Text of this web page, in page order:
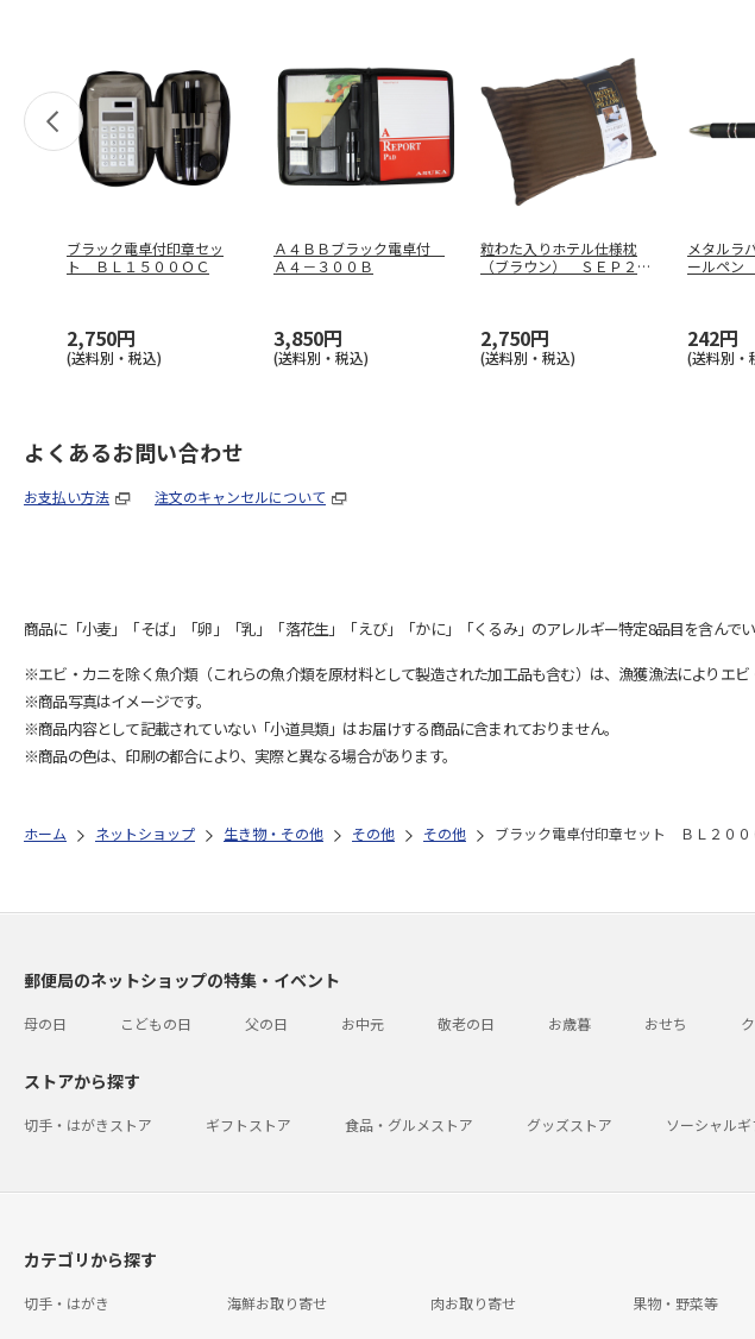
ブラック電卓付印章セッ
ト ＢＬ１５００ＯＣ
2,750円
(送料別・税込)
Ａ４ＢＢブラック電卓付
Ａ４－３００Ｂ
3,850円
(送料別・税込)
粒わた入りホテル仕様枕
（ブラウン） ＳＥＰ２５
2,750円
(送料別・税込)
メタルラ
ールペン
242円
(送料別・
よくあるお問い合わせ
お支払い方法 注文のキャンセルについて
商品に「小麦」「そば」「卵」「乳」「落花生」「えび」「かに」「くるみ」のアレルギー特定8品目を含んで
※エビ・カニを除く魚介類（これらの魚介類を原材料として製造された加工品も含む）は、漁獲漁法によりエ
※商品写真はイメージです。
※商品内容として記載されていない「小道具類」はお届けする商品に含まれておりません。
※商品の色は、印刷の都合により、実際と異なる場合があります。
ホーム ネットショップ 生き物・その他 その他 その他 ブラック電卓付印章セット ＢＬ２００
郵便局のネットショップの特集・イベント
母の日 こどもの日 父の日 お中元 敬老の日 お歳暮 おせち
ストアから探す
切手・はがきストア ギフトストア 食品・グルメストア グッズストア ソーシャル
カテゴリから探す
切手・はがき 海鮮お取り寄せ 肉お取り寄せ 果物・野菜等